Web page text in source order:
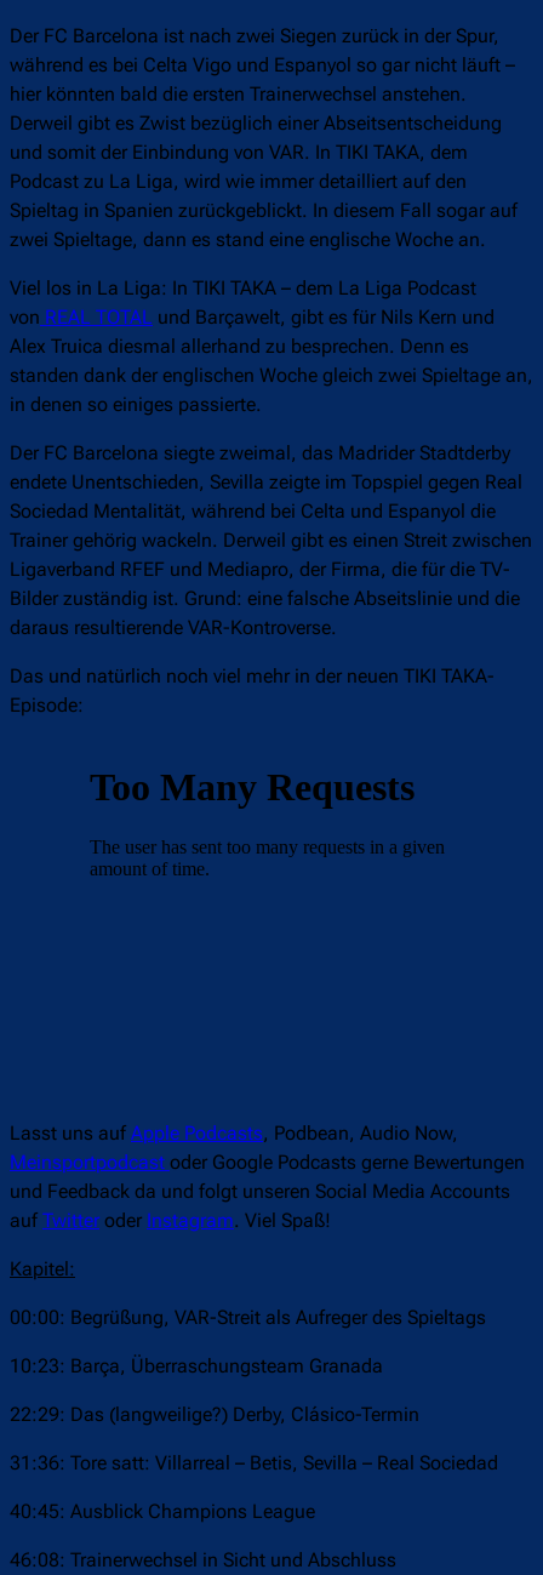
Der FC Barcelona ist nach zwei Siegen zurück in der Spur,
während es bei Celta Vigo und Espanyol so gar nicht läuft –
hier könnten bald die ersten Trainerwechsel anstehen.
Derweil gibt es Zwist bezüglich einer Abseitsentscheidung
und somit der Einbindung von VAR. In TIKI TAKA, dem
Podcast zu La Liga, wird wie immer detailliert auf den
Spieltag in Spanien zurückgeblickt. In diesem Fall sogar auf
zwei Spieltage, dann es stand eine englische Woche an.
Viel los in La Liga: In TIKI TAKA – dem La Liga Podcast
von REAL TOTAL und Barçawelt, gibt es für Nils Kern und
Alex Truica diesmal allerhand zu besprechen. Denn es
standen dank der englischen Woche gleich zwei Spieltage an,
in denen so einiges passierte.
Der FC Barcelona siegte zweimal, das Madrider Stadtderby
endete Unentschieden, Sevilla zeigte im Topspiel gegen Real
Sociedad Mentalität, während bei Celta und Espanyol die
Trainer gehörig wackeln. Derweil gibt es einen Streit zwischen
Ligaverband RFEF und Mediapro, der Firma, die für die TV-
Bilder zuständig ist. Grund: eine falsche Abseitslinie und die
daraus resultierende VAR-Kontroverse.
Das und natürlich noch viel mehr in der neuen TIKI TAKA-
Episode:
Lasst uns auf Apple Podcasts, Podbean, Audio Now,
Meinsportpodcast oder Google Podcasts gerne Bewertungen
und Feedback da und folgt unseren Social Media Accounts
auf Twitteroder Instagram. Viel Spaß!
Kapitel:
00:00: Begrüßung, VAR-Streit als Aufreger des Spieltags
10:23: Barça, Überraschungsteam Granada
22:29: Das (langweilige?) Derby, Clásico-Termin
31:36: Tore satt: Villarreal – Betis, Sevilla – Real Sociedad
40:45: Ausblick Champions League
46:08: Trainerwechsel in Sicht und Abschluss